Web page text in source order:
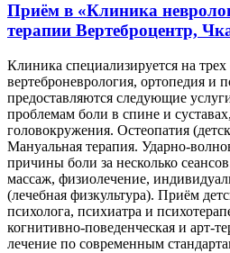
Приём в «Клиника
терапии Вертеброцентр,
Клиника специализируется на
вертеброневрология, ортопедия и
предоставляются следующие
проблемам боли в спине и
головокружения. Остеопатия
Мануальная терапия. Ударно-
причины боли за несколько
массаж, физиолечение,
(лечебная физкультура). Приём
психолога, психиатра и
когнитивно-поведенческая и арт-
лечение по современным